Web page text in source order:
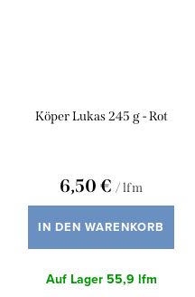
Köper Lukas 245 g - Rot
6,50 € / lfm
IN DEN WARENKORB
Auf Lager55,9 lfm